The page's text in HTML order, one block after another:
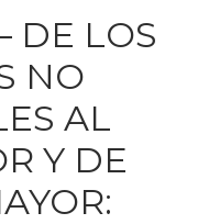
DE LOS
NO
AL
Y DE